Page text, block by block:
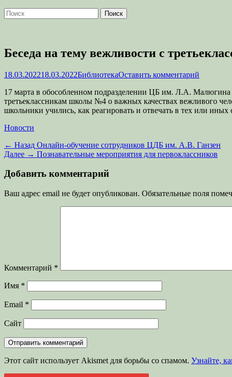
Поиск
Найти:
Беседа на тему вежливости с
Опубликовано
18.03.202218.03.2022Автор
БиблиотекаОставить комментарий
17 марта в обособленном подразделении ЦБ им. Л.А. Малюгина
третьеклассникам школы №4 о важных качествах вежливого
школьники учились, как реагировать и отвечать в тех или иных
Категории
Новости
Навигация
по
записям
← Назад Предыдущая
запись:
Онлайн-обучение сотрудников ЦДБ им. А.В. Ганзен
Далее → Следующая
Познавательные мероприятия для первоклассников
Добавить комментарий
Ваш адрес email не будет опубликован. Обязательные поля
Комментарий *
Имя *
Email *
Сайт
Этот сайт использует Akismet для борьбы со спамом. Узнайте,